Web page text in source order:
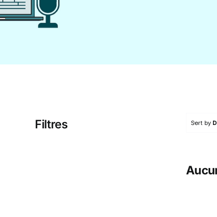
Filtres Sort by